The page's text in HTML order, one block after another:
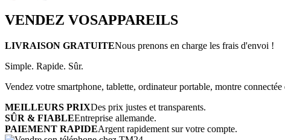
VENDEZ VOSAPPAREILS
LIVRAISON GRATUITENous prenons en charge les frais d'envoi !
Simple. Rapide. Sûr.
Vendez votre smartphone, tablette, ordinateur portable, montre
MEILLEURS PRIXDes prix justes et transparents.
SÛR & FIABLEEntreprise allemande.
PAIEMENT RAPIDEArgent rapidement sur votre compte.